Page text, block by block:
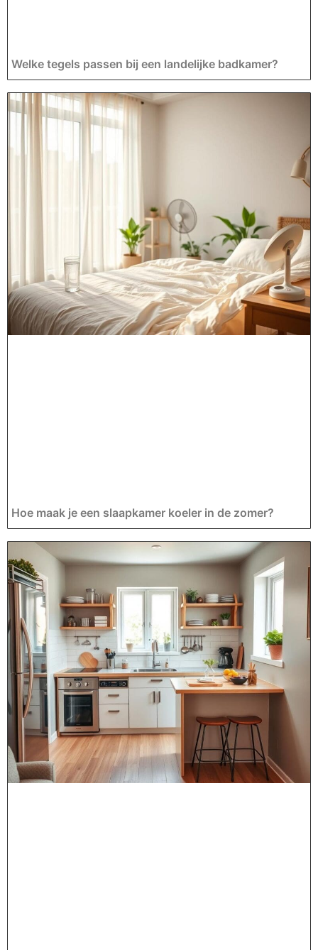
Welke tegels passen bij een landelijke badkamer?
Hoe maak je een slaapkamer koeler in de zomer?